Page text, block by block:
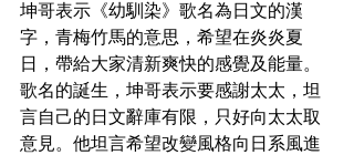
坤哥表示《幼馴染》歌名為日文的漢
字，青梅竹馬的意思，希望在炎炎夏
日，帶給大家清新爽快的感覺及能量。
歌名的誕生，坤哥表示要感謝太太，坦
言自己的日文辭庫有限，只好向太太取
意見。他坦言希望改變風格向日系風進